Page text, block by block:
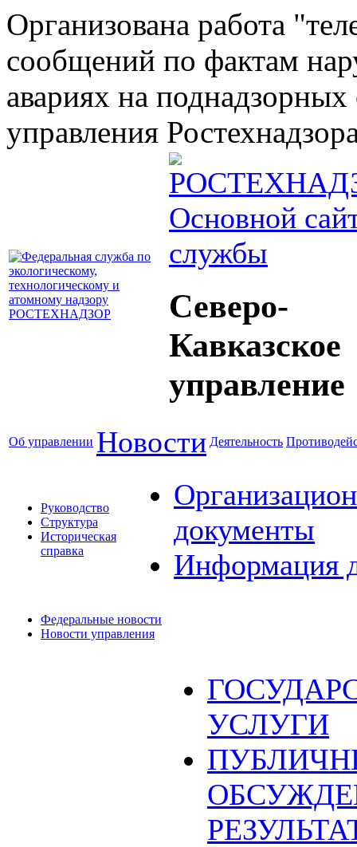
Организована работа
сообщений по фактам
авариях на поднадзорных
управления
Основной
службы
Северо-
Кавказское
управление
Об управлении Новости Деятельность
Руководство
Структура
Историческая
справка
документы
Информация
Федеральные новости
Новости управления
УСЛУГИ